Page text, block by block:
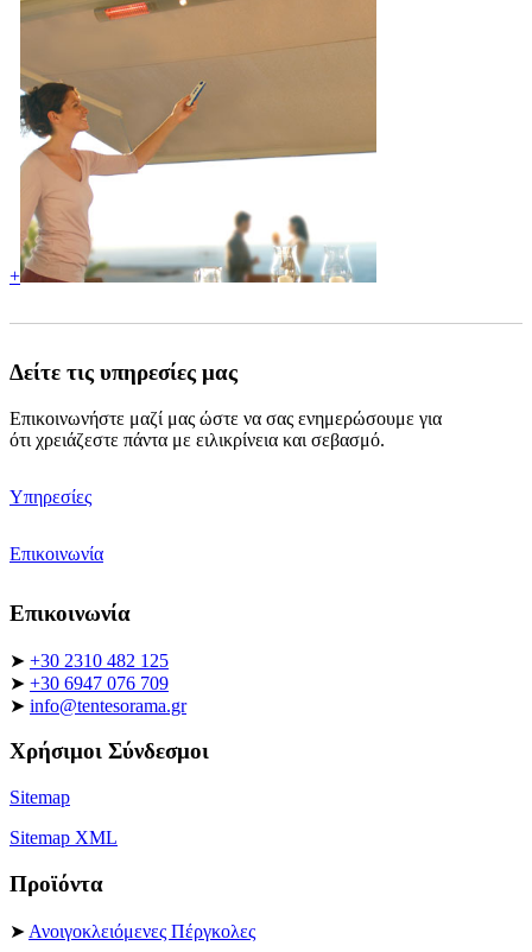
+
Δείτε τις υπηρεσίες μας
Επικοινωνήστε μαζί μας ώστε να σας ενημερώσουμε για
ότι χρειάζεστε πάντα με ειλικρίνεια και σεβασμό.
Υπηρεσίες
Επικοινωνία
Επικοινωνία
➤ +30 2310 482 125
➤ +30 6947 076 709
➤ info@tentesorama.gr
Χρήσιμοι Σύνδεσμοι
Sitemap
Sitemap XML
Προϊόντα
➤ Ανοιγοκλειόμενες Πέργκολες